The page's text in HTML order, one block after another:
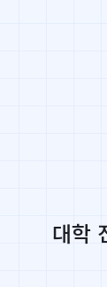
대학